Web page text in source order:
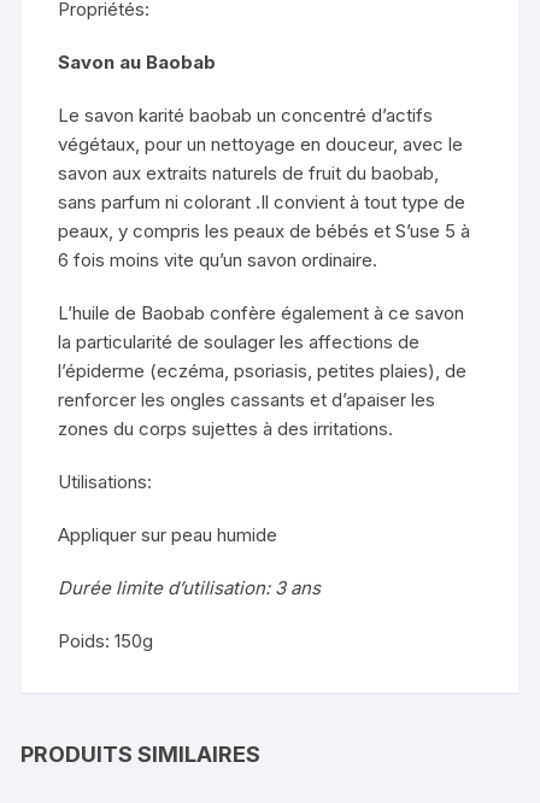
Propriétés:
Savon au Baobab
Le savon karité baobab un concentré d’actifs
végétaux, pour un nettoyage en douceur, avec le
savon aux extraits naturels de fruit du baobab,
sans parfum ni colorant .Il convient à tout type de
peaux, y compris les peaux de bébés et S’use 5 à
6 fois moins vite qu’un savon ordinaire.
L’huile de Baobab confère également à ce savon
la particularité de soulager les affections de
l’épiderme (eczéma, psoriasis, petites plaies), de
renforcer les ongles cassants et d’apaiser les
zones du corps sujettes à des irritations.
Utilisations:
Appliquer sur peau humide
Durée limite d’utilisation: 3 ans
Poids: 150g
PRODUITS SIMILAIRES